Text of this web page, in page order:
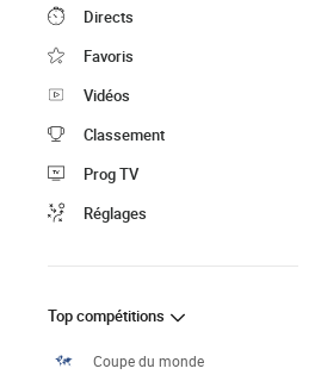
Directs
Favoris
Vidéos
Classement
Prog TV
Réglages
Top compétitions
Coupe du monde